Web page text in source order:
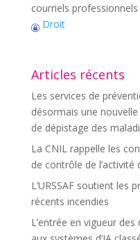
courriels professionnels
Droit
Articles récents
Les services de
désormais une
de dépistage des
La CNIL rappelle les
de contrôle de l’activité
L’URSSAF soutient les
récents incendies
L’entrée en vigueur